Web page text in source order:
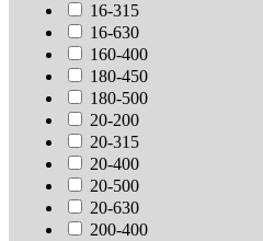
16-315
16-630
160-400
180-450
180-500
20-200
20-315
20-400
20-500
20-630
200-400